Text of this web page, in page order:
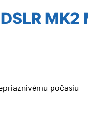
MK2
počasiu